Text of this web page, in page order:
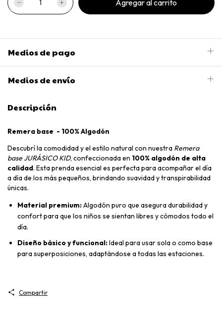
Medios de pago
Medios de envío
Descripción
Remera base - 100% Algodón
Descubrí la comodidad y el estilo natural con nuestra Remera
base JURÁSICO KID, confeccionada en 100% algodón de alta
calidad. Esta prenda esencial es perfecta para acompañar el día
a día de los más pequeños, brindando suavidad y transpirabilidad
únicas.
Material premium:Algodón puro que asegura durabilidad y
confort para que los niños se sientan libres y cómodos todo el
día.
Diseño básico y funcional:Ideal para usar sola o como base
para superposiciones, adaptándose a todas las estaciones.
Compartir